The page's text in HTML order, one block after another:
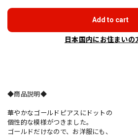
Add to cart
日本国内にお住まいの
◆商品説明◆
華やかなゴールドピアスにドットの
個性的な模様がつきました。
ゴールドだけなので、お洋服にも、